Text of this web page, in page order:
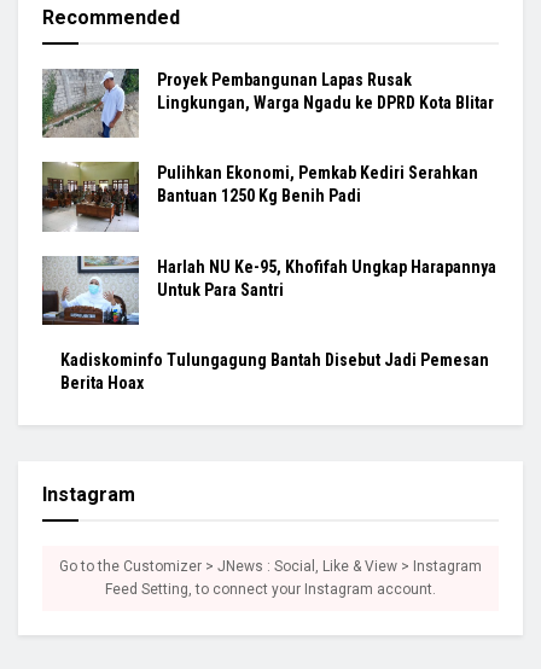
Recommended
Proyek Pembangunan Lapas Rusak
Lingkungan, Warga Ngadu ke DPRD Kota Blitar
Pulihkan Ekonomi, Pemkab Kediri Serahkan
Bantuan 1250 Kg Benih Padi
Harlah NU Ke-95, Khofifah Ungkap Harapannya
Untuk Para Santri
Kadiskominfo Tulungagung Bantah Disebut Jadi Pemesan
Berita Hoax
Instagram
Go to the Customizer > JNews : Social, Like & View > Instagram
Feed Setting, to connect your Instagram account.